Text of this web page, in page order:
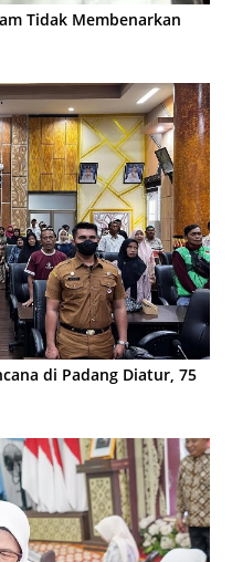
Tidak Membenarkan
di Padang Diatur, 75